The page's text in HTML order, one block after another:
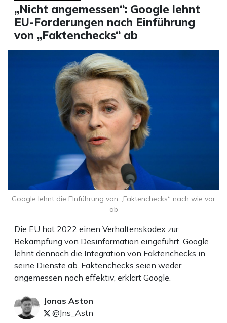
„Nicht angemessen“: Google lehnt
EU-Forderungen nach Einführung
von „Faktenchecks“ ab
Die EU hat 2022 einen Verhaltenskodex zur
Bekämpfung von Desinformation eingeführt. Google
lehnt dennoch die Integration von Faktenchecks in
seine Dienste ab. Faktenchecks seien weder
angemessen noch effektiv, erklärt Google.
Jonas Aston
@Jns_Astn
Google lehnt die EInführung von „Faktenchecks“ nach wie vor
ab